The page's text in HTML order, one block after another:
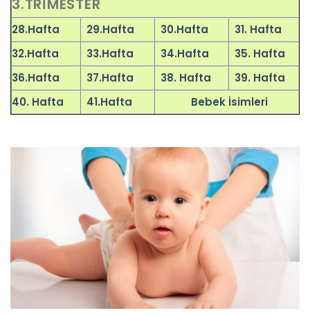
3.TRIMESTER
28.Hafta 29.Hafta 30.Hafta
31. Hafta
32.Hafta
33.Hafta 34.Hafta
35. Hafta
36.Hafta
37.Hafta 38. Hafta
39. Hafta
40. Hafta
41.Hafta Bebekİsimleri